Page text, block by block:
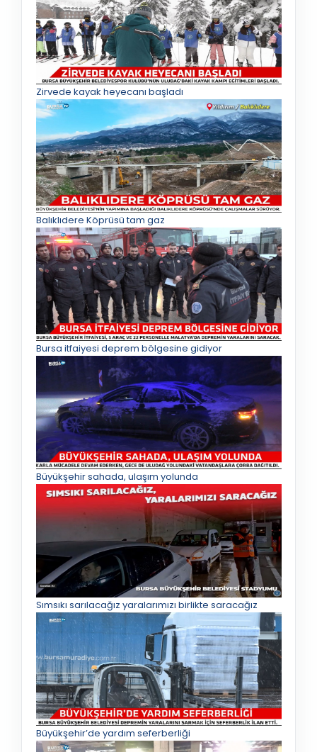
Zirvede kayak heyecanı başladı
Balıklıdere Köprüsü tam gaz
Bursa itfaiyesi deprem bölgesine gidiyor
Büyükşehir sahada, ulaşım yolunda
Sımsıkı sarılacağız yaralarımızı birlikte saracağız
Büyükşehir’de yardım seferberliği